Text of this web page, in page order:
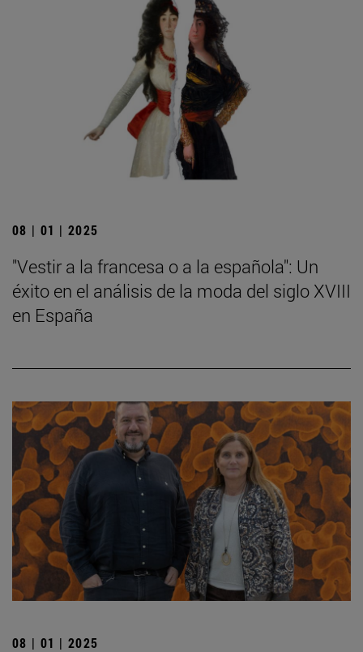
08 | 01 | 2025
"Vestir a la francesa o a la española": Un
éxito en el análisis de la moda del siglo XVIII
en España
08 | 01 | 2025